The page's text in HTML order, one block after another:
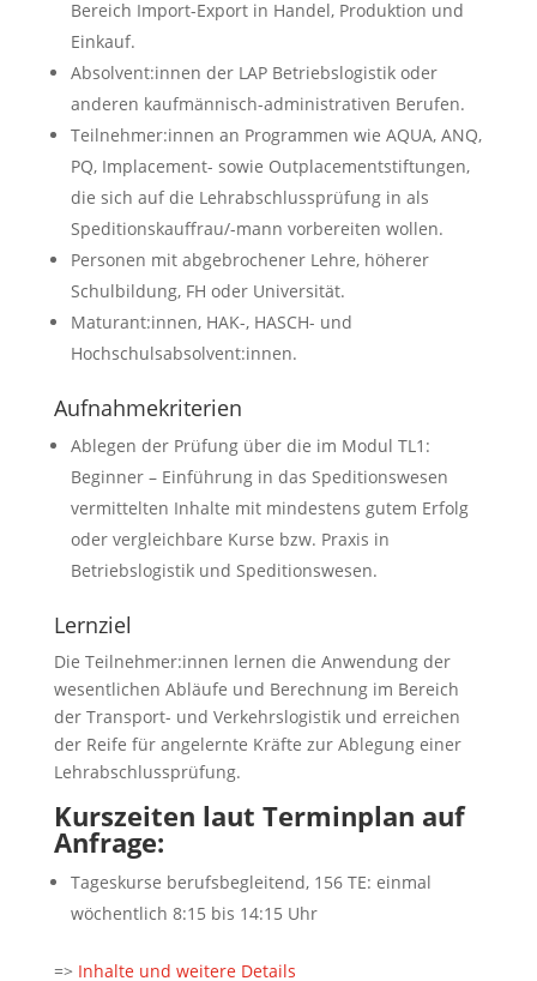
Bereich Import-Export in Handel, Produktion und
Einkauf.
Absolvent:innen der LAP Betriebslogistik oder
anderen kaufmännisch-administrativen Berufen.
Teilnehmer:innen an Programmen wie AQUA, ANQ,
PQ, Implacement- sowie Outplacementstiftungen,
die sich auf die Lehrabschlussprüfung in als
Speditionskauffrau/-mann vorbereiten wollen.
Personen mit abgebrochener Lehre, höherer
Schulbildung, FH oder Universität.
Maturant:innen, HAK-, HASCH- und
Hochschulsabsolvent:innen.
Aufnahmekriterien
Ablegen der Prüfung über die im Modul TL1:
Beginner – Einführung in das Speditionswesen
vermittelten Inhalte mit mindestens gutem Erfolg
oder vergleichbare Kurse bzw. Praxis in
Betriebslogistik und Speditionswesen.
Lernziel
Die Teilnehmer:innen lernen die Anwendung der
wesentlichen Abläufe und Berechnung im Bereich
der Transport- und Verkehrslogistik und erreichen
der Reife für angelernte Kräfte zur Ablegung einer
Lehrabschlussprüfung.
Kurszeiten laut Terminplan auf
Anfrage:
Tageskurse berufsbegleitend, 156 TE: einmal
wöchentlich 8:15 bis 14:15 Uhr
=> Inhalte und weitere Details